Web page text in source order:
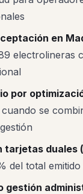
en
electrolineras
por
se
tarjetas duales
del total emitido
gestión